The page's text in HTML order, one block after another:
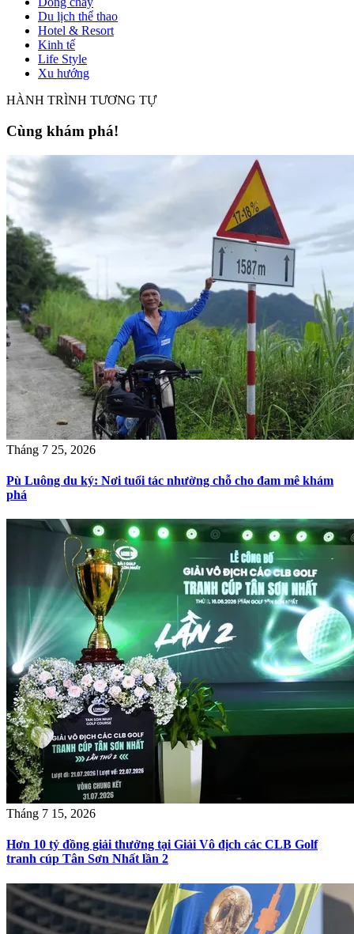
Du lịch thể thao
Hotel & Resort
Kinh tế
Life Style
Xu hướng
HÀNH TRÌNH TƯƠNG TỰ
Cùng khám phá!
Tháng 7 25, 2026
Pù Luông du ký: Nơi tuổi tác nhường chỗ cho đam mê khám
phá
Tháng 7 15, 2026
Hơn 10 tỷ đồng giải thưởng tại Giải Vô địch các CLB Golf
tranh cúp Tân Sơn Nhất lần 2